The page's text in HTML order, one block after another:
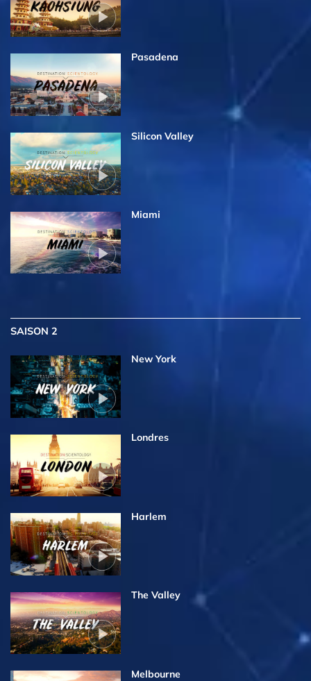
Pasadena
Silicon Valley
Miami
SAISON 2
New York
Londres
Harlem
The Valley
Melbourne